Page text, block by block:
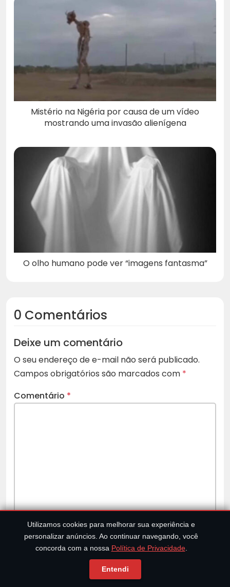
Mistério na Nigéria por causa de um vídeo
mostrando uma invasão alienígena
O olho humano pode ver “imagens fantasma”
0 Comentários
Deixe um comentário
O seu endereço de e-mail não será publicado.
Campos obrigatórios são marcados com *
Comentário *
Nome*
Utilizamos cookies para melhorar sua experiência e
personalizar anúncios. Ao continuar navegando, você
concorda com a nossa Política de Privacidade.
Entendi